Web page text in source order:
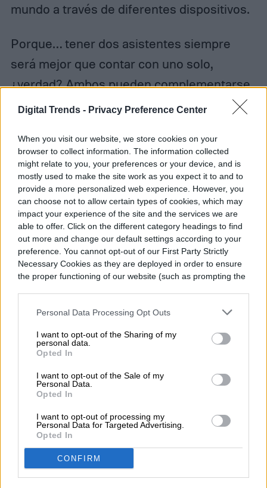
Digital Trends - Privacy Preference Center
When you visit our website, we store cookies on your
browser to collect information. The information collected
might relate to you, your preferences or your device, and is
mostly used to make the site work as you expect it to and to
provide a more personalized web experience. However, you
can choose not to allow certain types of cookies, which may
impact your experience of the site and the services we are
able to offer. Click on the different category headings to find
out more and change our default settings according to your
preference. You cannot opt-out of our First Party Strictly
Necessary Cookies as they are deployed in order to ensure
the proper functioning of our website (such as prompting the
Personal Data Processing Opt Outs
I want to opt-out of the Sharing of my
personal data.
Opted In
I want to opt-out of the Sale of my
Personal Data.
Opted In
I want to opt-out of processing my
Personal Data for Targeted Advertising.
Opted In
CONFIRM
mundo a través de diferentes dispositivos.
Porque… tener dos asistentes siempre
será mejor que contar con uno solo,
¿verdad? Ambos pueden complementarse
y hacernos la vida más fácil. La rivalidad no
Ahora, gracias a esta estrecha colaboración
entre Amazon y Microsoft, sus asistentes
virtuales están más unidos que nunca para
ayudarnos a que nuestra vida diaria sea
más fácil y sencilla gracias a estas
tecnologías.